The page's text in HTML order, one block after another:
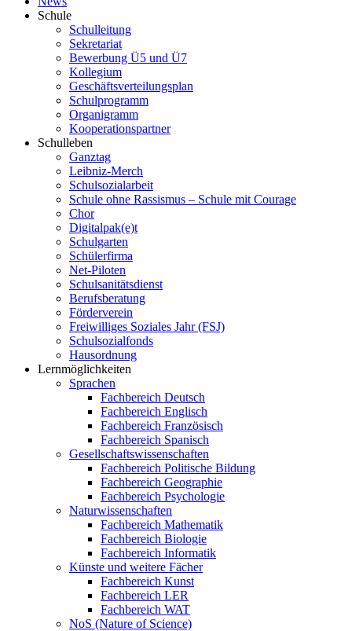
Schule
Schulleitung
Sekretariat
Bewerbung Ü5 und Ü7
Kollegium
Geschäftsverteilungsplan
Schulprogramm
Organigramm
Kooperationspartner
Schulleben
Ganztag
Leibniz-Merch
Schulsozialarbeit
Schule ohne Rassismus – Schule mit Courage
Chor
Digitalpak(e)t
Schulgarten
Schülerfirma
Net-Piloten
Schulsanitätsdienst
Berufsberatung
Förderverein
Freiwilliges Soziales Jahr (FSJ)
Schulsozialfonds
Hausordnung
Lernmöglichkeiten
Sprachen
Fachbereich Deutsch
Fachbereich Englisch
Fachbereich Französisch
Fachbereich Spanisch
Gesellschaftswissenschaften
Fachbereich Politische Bildung
Fachbereich Geographie
Fachbereich Psychologie
Naturwissenschaften
Fachbereich Mathematik
Fachbereich Biologie
Fachbereich Informatik
Künste und weitere Fächer
Fachbereich Kunst
Fachbereich LER
Fachbereich WAT
NoS (Nature of Science)